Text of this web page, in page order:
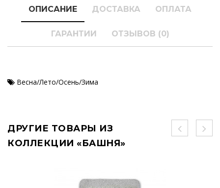
ОПИСАНИЕ ДОСТАВКА ОПЛАТА
ГАРАНТИИ ОТЗЫВОВ (0)
Весна/Лето/Осень/Зима
ДРУГИЕ ТОВАРЫ ИЗ
КОЛЛЕКЦИИ «БАШНЯ»